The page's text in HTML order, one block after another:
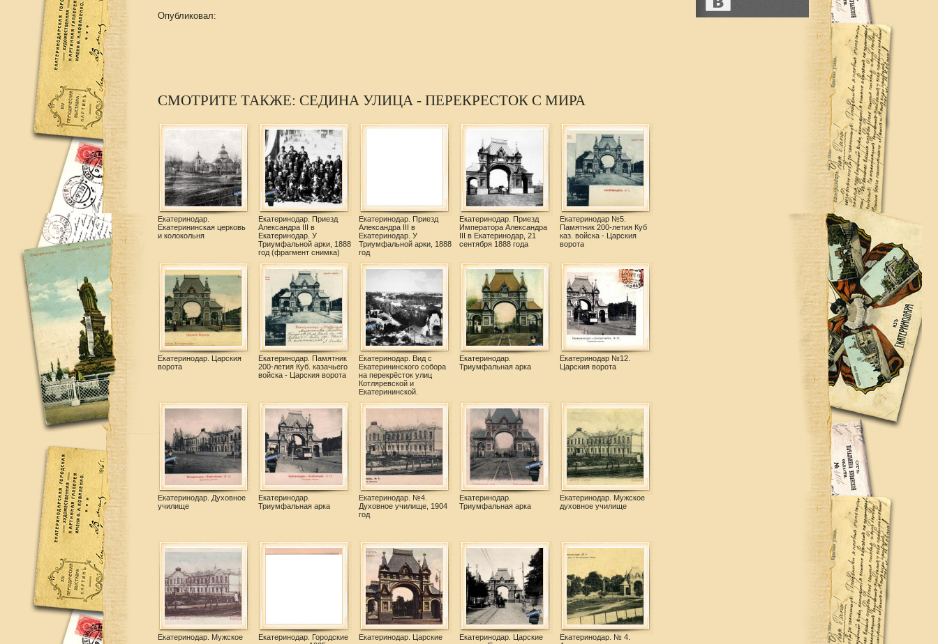
Опубликовал:
СМОТРИТЕ ТАКЖЕ: СЕДИНА УЛИЦА - ПЕРЕКРЕСТОК С МИРА
Екатеринодар.
Екатерининская церковь
и колокольня
Екатеринодар. Приезд
Александра III в
Екатеринодар. У
Триумфальной арки, 1888
год (фрагмент снимка)
Екатеринодар. Приезд
Александра III в
Екатеринодар. У
Триумфальной арки, 1888
год
Екатеринодар. Приезд
Императора Александра
III в Екатеринодар, 21
сентября 1888 года
Екатеринодар №5.
Памятник 200-летия Куб
каз. войска - Царския
ворота
Екатеринодар. Царския
ворота
Екатеринодар. Памятник
200-летия Куб. казачьего
войска - Царския ворота
Екатеринодар. Вид с
Екатерининского собора
на перекрёсток улиц
Котляревской и
Екатерининской.
Екатеринодар.
Триумфальная арка
Екатеринодар №12.
Царския ворота
Екатеринодар. Духовное
училище
Екатеринодар.
Триумфальная арка
Екатеринодар. №4.
Духовное училище, 1904
год
Екатеринодар.
Триумфальная арка
Екатеринодар. Мужское
духовное училище
Екатеринодар. Мужское
Екатеринодар. Городские
Екатеринодар. Царские
Екатеринодар. Царские
Екатеринодар. № 4.